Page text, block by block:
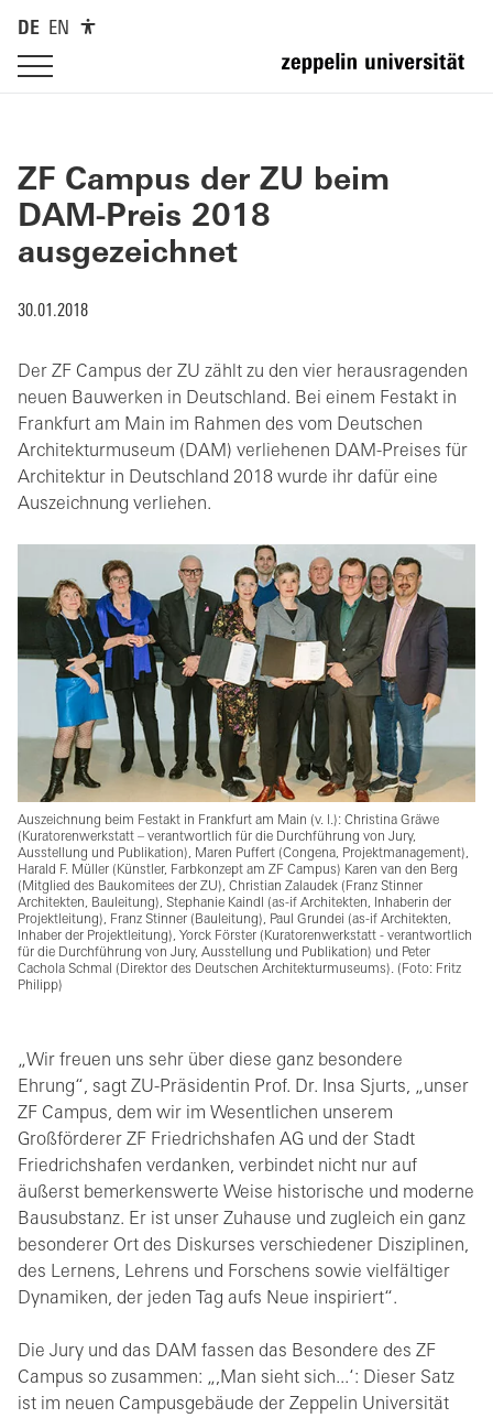
DE EN
ZF Campus der ZU beim
DAM-Preis 2018
ausgezeichnet
30.01.2018
Der ZF Campus der ZU zählt zu den vier herausragenden
neuen Bauwerken in Deutschland. Bei einem Festakt in
Frankfurt am Main im Rahmen des vom Deutschen
Architekturmuseum (DAM) verliehenen DAM-Preises für
Architektur in Deutschland 2018 wurde ihr dafür eine
Auszeichnung verliehen.
Auszeichnung beim Festakt in Frankfurt am Main (v. l.): Christina Gräwe
(Kuratorenwerkstatt – verantwortlich für die Durchführung von Jury,
Ausstellung und Publikation), Maren Puffert (Congena, Projektmanagement),
Harald F. Müller (Künstler, Farbkonzept am ZF Campus) Karen van den Berg
(Mitglied des Baukomitees der ZU), Christian Zalaudek (Franz Stinner
Architekten, Bauleitung), Stephanie Kaindl (as-if Architekten, Inhaberin der
Projektleitung), Franz Stinner (Bauleitung), Paul Grundei (as-if Architekten,
Inhaber der Projektleitung), Yorck Förster (Kuratorenwerkstatt - verantwortlich
für die Durchführung von Jury, Ausstellung und Publikation) und Peter
Cachola Schmal (Direktor des Deutschen Architekturmuseums). (Foto: Fritz
Philipp)
„Wir freuen uns sehr über diese ganz besondere
Ehrung“, sagt ZU-Präsidentin Prof. Dr. Insa Sjurts, „unser
ZF Campus, dem wir im Wesentlichen unserem
Großförderer ZF Friedrichshafen AG und der Stadt
Friedrichshafen verdanken, verbindet nicht nur auf
äußerst bemerkenswerte Weise historische und moderne
Bausubstanz. Er ist unser Zuhause und zugleich ein ganz
besonderer Ort des Diskurses verschiedener Disziplinen,
des Lernens, Lehrens und Forschens sowie vielfältiger
Dynamiken, der jeden Tag aufs Neue inspiriert“.
Die Jury und das DAM fassen das Besondere des ZF
Campus so zusammen: „,Man sieht sich...‘: Dieser Satz
ist im neuen Campusgebäude der Zeppelin Universität